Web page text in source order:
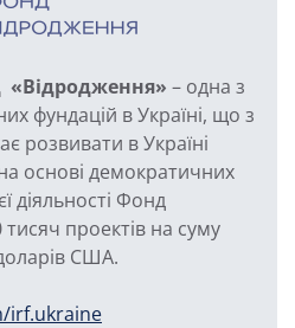
– одна з
фундацій в Україні, що з
розвивати в Україні
основі демократичних
діяльності Фонд
проектів на суму
США.
irf.ukraine